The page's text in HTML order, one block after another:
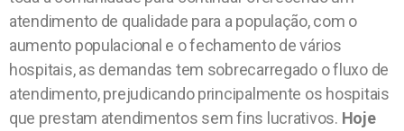
atendimento de qualidade para a população, com o
aumento populacional e o fechamento de vários
hospitais, as demandas tem sobrecarregado o fluxo de
atendimento, prejudicando principalmente os hospitais
que prestam atendimentos sem fins lucrativos. Hoje